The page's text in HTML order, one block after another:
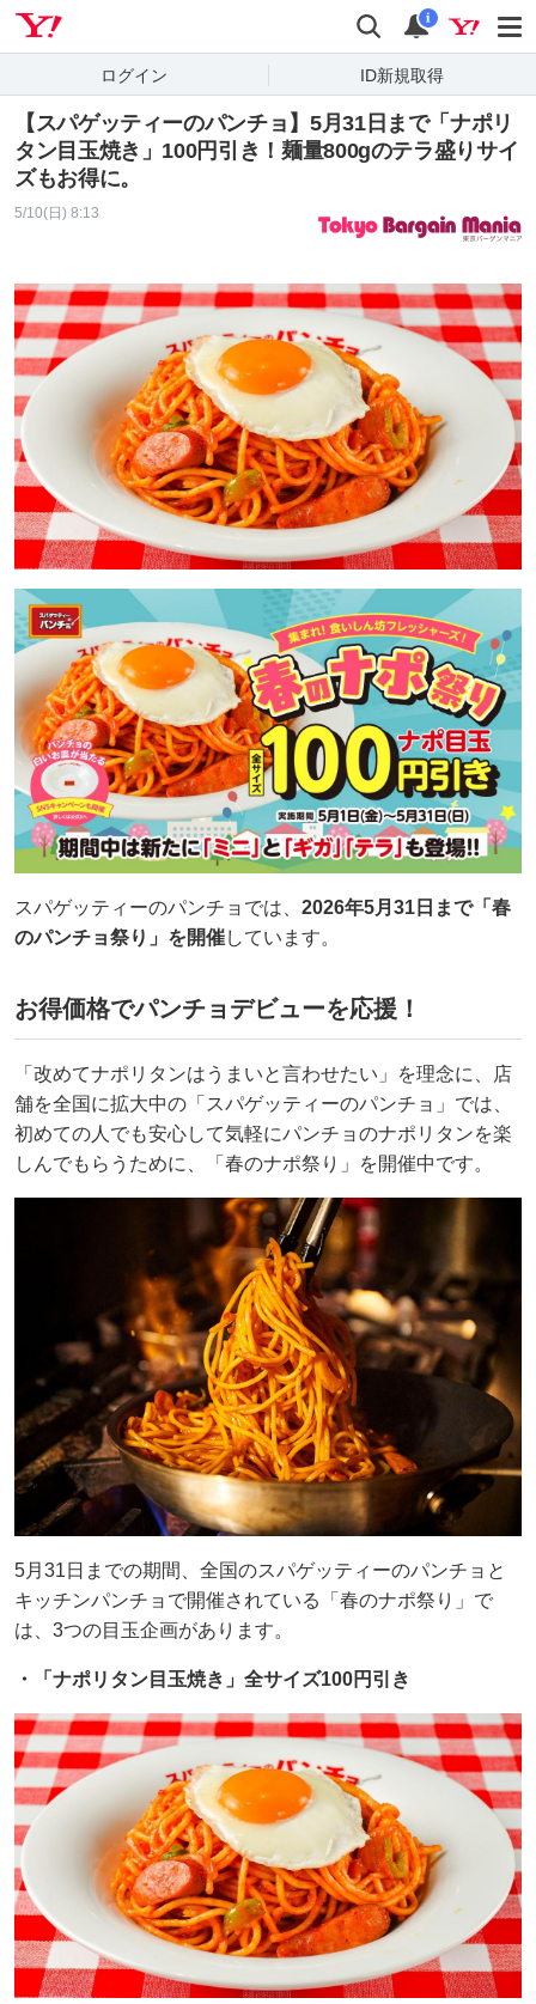
検索 通知
i
ログイン ID新規取得
【スパゲッティーのパンチョ】5月31日まで「ナポリ
タン目玉焼き」100円引き！麺量800gのテラ盛りサイ
ズもお得に。
5/10(日) 8:13
スパゲッティーのパンチョでは、 2026年5月31日まで「春
のパンチョ祭り」を開催しています。
お得価格でパンチョデビューを応援！
「改めてナポリタンはうまいと言わせたい」を理念に、店
舗を全国に拡大中の「スパゲッティーのパンチョ」では、
初めての人でも安心して気軽にパンチョのナポリタンを楽
しんでもらうために、「春のナポ祭り」を開催中です。
5月31日までの期間、全国のスパゲッティーのパンチョと
キッチンパンチョで開催されている「春のナポ祭り」で
は、3つの目玉企画があります。
・「ナポリタン目玉焼き」全サイズ100円引き